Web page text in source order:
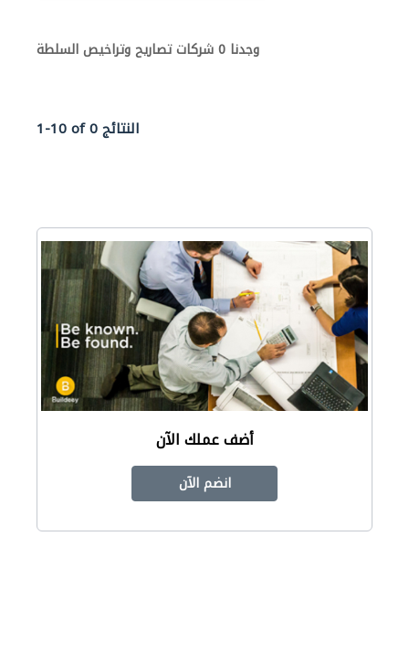
وجدنا 0 شركات تصاريح وتراخيص السلطة
1-10 of 0 النتائج
أضف عملك الآن
انضم الآن